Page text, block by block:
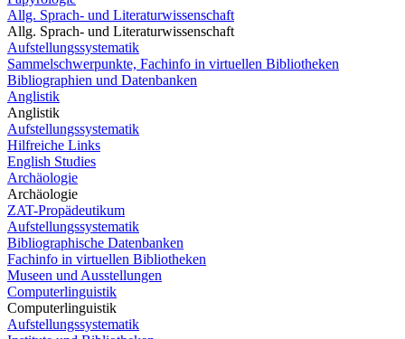
Allg. Sprach- und Literaturwissenschaft
Allg. Sprach- und Literaturwissenschaft
Aufstellungssystematik
Sammelschwerpunkte, Fachinfo in virtuellen Bibliotheken
Bibliographien und Datenbanken
Anglistik
Anglistik
Aufstellungssystematik
Hilfreiche Links
English Studies
Archäologie
Archäologie
ZAT-Propädeutikum
Aufstellungssystematik
Bibliographische Datenbanken
Fachinfo in virtuellen Bibliotheken
Museen und Ausstellungen
Computerlinguistik
Computerlinguistik
Aufstellungssystematik